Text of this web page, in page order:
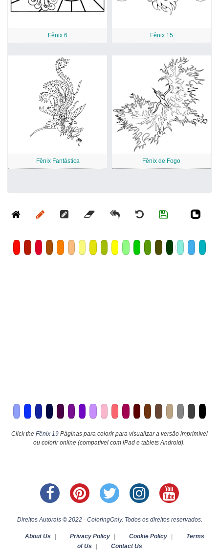
Fênix 6 Fênix 15
Fênix Fantástica Fênix de Fogo
Click the Fênix 19 Páginas para colorir para visualizar a versão imprimível
ou colorir online (compatível com iPad e tablets Android).
Direitos Autorais © 2022 - ColoringOnly. Todos os direitos reservados.
About Us Privacy Policy Cookie Policy
Terms
of Us
Contact Us